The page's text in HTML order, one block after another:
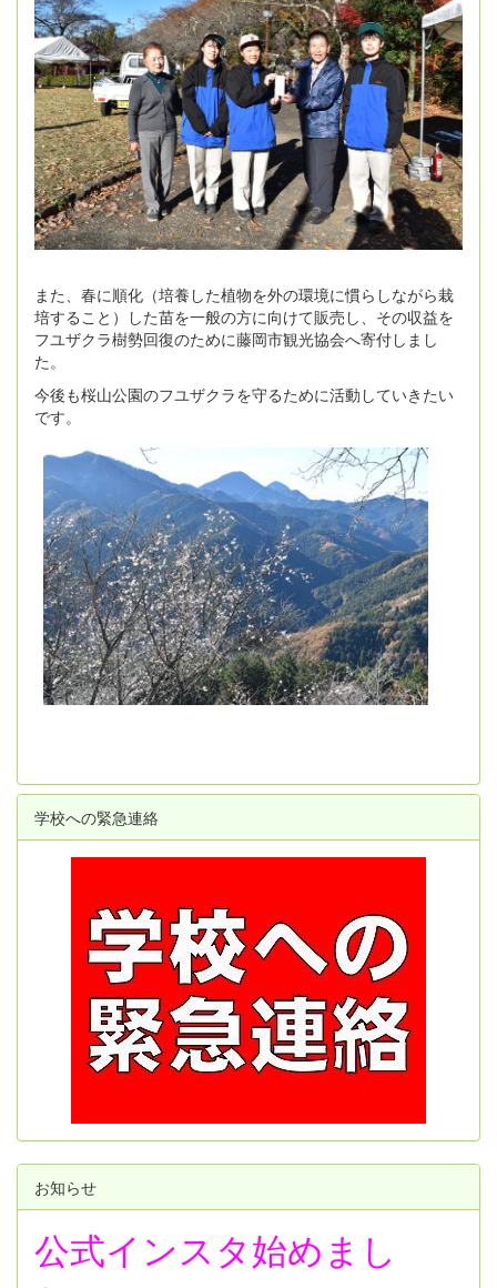
また、春に順化（培養した植物を外の環境に慣らしながら栽
培すること）した苗を一般の方に向けて販売し、その収益を
フユザクラ樹勢回復のために藤岡市観光協会へ寄付しまし
た。
今後も桜山公園のフユザクラを守るために活動していきたい
です。
学校への緊急連絡
お知らせ
公式インスタ始めまし